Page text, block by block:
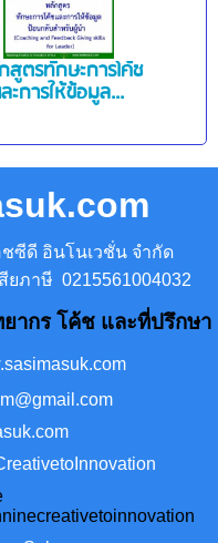
สูตรทักษะการโค้ช
ะการให้ข้อมูล...
ซีดี อินโนเวชั่น จำกัด
ยภาษี 0215561004032
ากร โค้ช และที่ปรึกษา